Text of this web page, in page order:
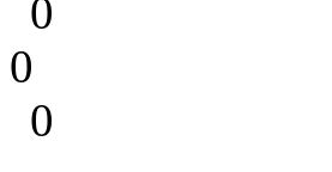
0
0
0